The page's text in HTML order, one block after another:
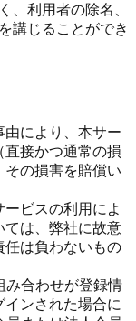
、利用者の除名、
講じることができ
由により、本サー
直接かつ通常の損
の損害を賠償い
ビスの利用によ
ては、弊社に故意
任は負わないもの
み合わせが登録情
ンされた場合に